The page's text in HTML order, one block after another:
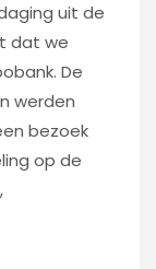
uit de
dat we
De
werden
bezoek
op de